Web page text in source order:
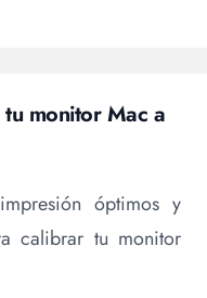
monitor Mac a
óptimos y
calibrar tu monitor